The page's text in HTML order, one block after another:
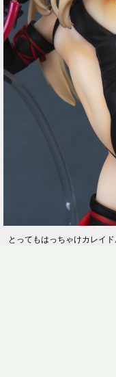
とってもはっちゃけカレイド